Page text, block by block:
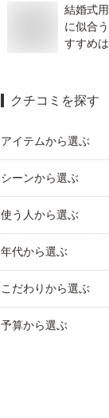
結婚式
に似合
すすめ
クチコミを探す
アイテムから選ぶ
シーンから選ぶ
使う人から選ぶ
年代から選ぶ
こだわりから選ぶ
予算から選ぶ